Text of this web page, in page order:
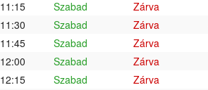
11:15
Szabad Zárva
11:30
Szabad Zárva
11:45
Szabad Zárva
12:00
Szabad Zárva
12:15
Szabad Zárva